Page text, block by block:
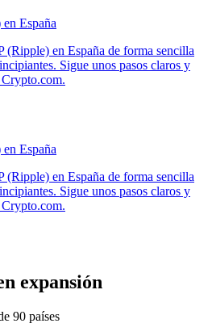
España
(Ripple) en España de forma sencilla
Sigue unos pasos claros y
España
(Ripple) en España de forma sencilla
Sigue unos pasos claros y
expansión
90 países